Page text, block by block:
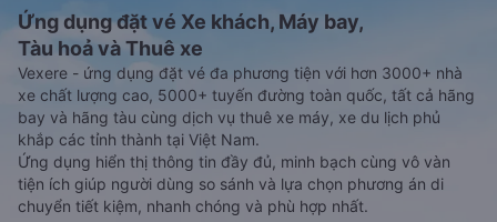
Ứng dụng đặt vé Xe khách, Máy bay,
Tàu hoả và Thuê xe
Vexere - ứng dụng đặt vé đa phương tiện với hơn 3000+ nhà
xe chất lượng cao, 5000+ tuyến đường toàn quốc, tất cả hãng
bay và hãng tàu cùng dịch vụ thuê xe máy, xe du lịch phủ
khắp các tỉnh thành tại Việt Nam.
Ứng dụng hiển thị thông tin đầy đủ, minh bạch cùng vô vàn
tiện ích giúp người dùng so sánh và lựa chọn phương án di
chuyển tiết kiệm, nhanh chóng và phù hợp nhất.